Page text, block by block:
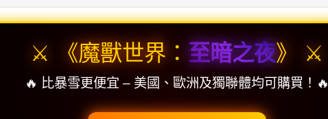
⚔️ 《魔獸世界： 至暗之夜》 ⚔️
🔥 比暴雪更便宜 – 美國、歐洲及獨聯體均可購買！🔥